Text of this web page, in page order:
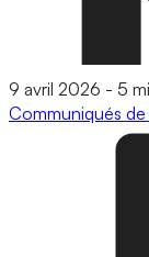
9 avril 2026 - 5
Communiqués de